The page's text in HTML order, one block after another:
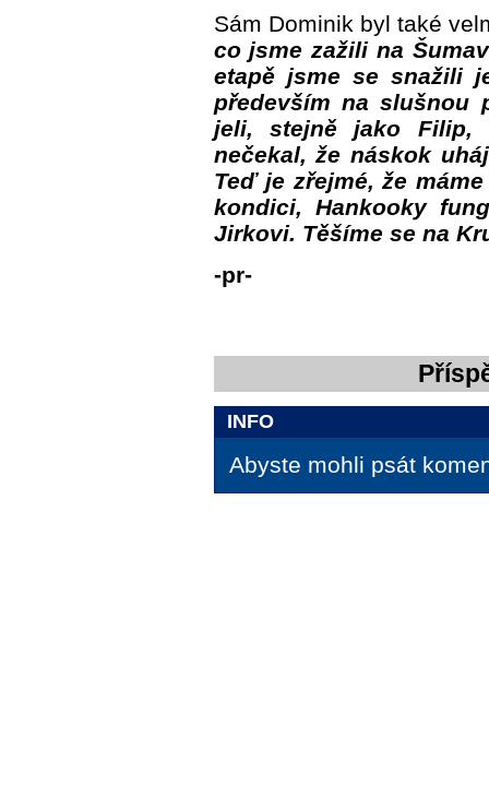
Sám Dominik byl také
co jsme zažili na
etapě jsme se snažili
především na slušnou
jeli, stejně jako Filip,
nečekal, že náskok
Teď je zřejmé, že
kondici, Hankooky
Jirkovi. Těšíme se na
-pr-
INFO
Abyste mohli psát